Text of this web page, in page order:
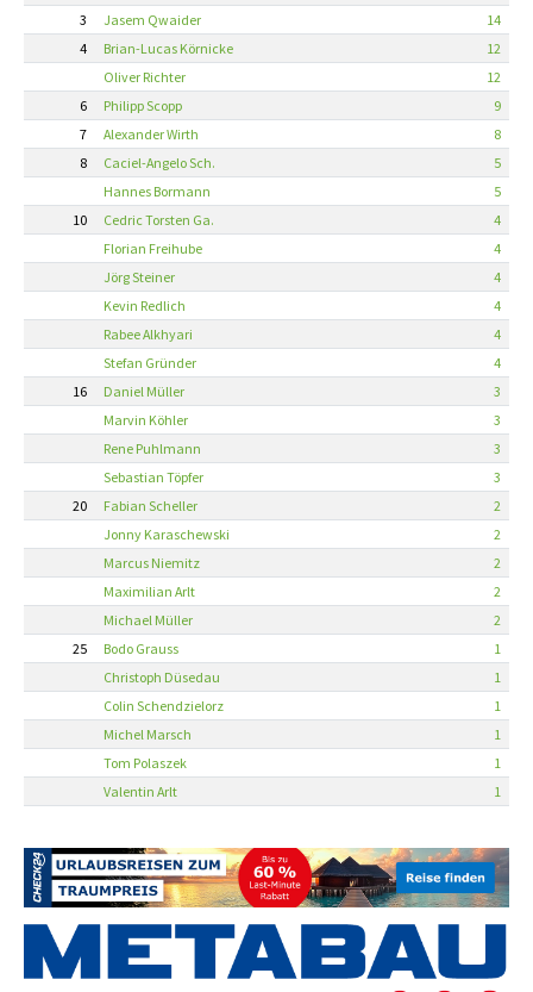
3
Jasem Qwaider
14
4
Brian-Lucas Körnicke
12
Oliver Richter
12
6
Philipp Scopp
9
7
Alexander Wirth
8
8
Caciel-Angelo Sch.
5
Hannes Bormann
5
10
Cedric Torsten Ga.
4
Florian Freihube
4
Jörg Steiner
4
Kevin Redlich
4
Rabee Alkhyari
4
Stefan Gründer
4
16
Daniel Müller
3
Marvin Köhler
3
Rene Puhlmann
3
Sebastian Töpfer
3
20
Fabian Scheller
2
Jonny Karaschewski
2
Marcus Niemitz
2
Maximilian Arlt
2
Michael Müller
2
25
Bodo Grauss
1
Christoph Düsedau
1
Colin Schendzielorz
1
Michel Marsch
1
Tom Polaszek
1
Valentin Arlt
1